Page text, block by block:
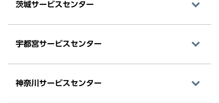
茨城サービスセンター
宇都宮サービスセンター
神奈川サービスセンター